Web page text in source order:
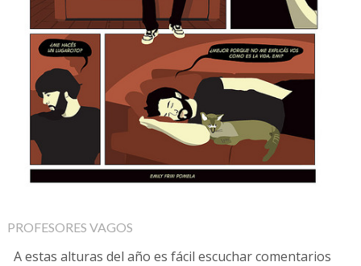
PROFESORES VAGOS
A estas alturas del año es fácil escuchar comentarios